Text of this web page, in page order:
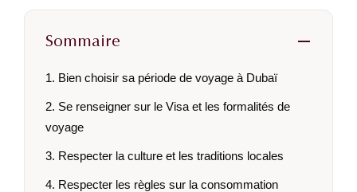
Sommaire
1. Bien choisir sa période de voyage à Dubaï
2. Se renseigner sur le Visa et les formalités de
voyage
3. Respecter la culture et les traditions locales
4. Respecter les règles sur la consommation